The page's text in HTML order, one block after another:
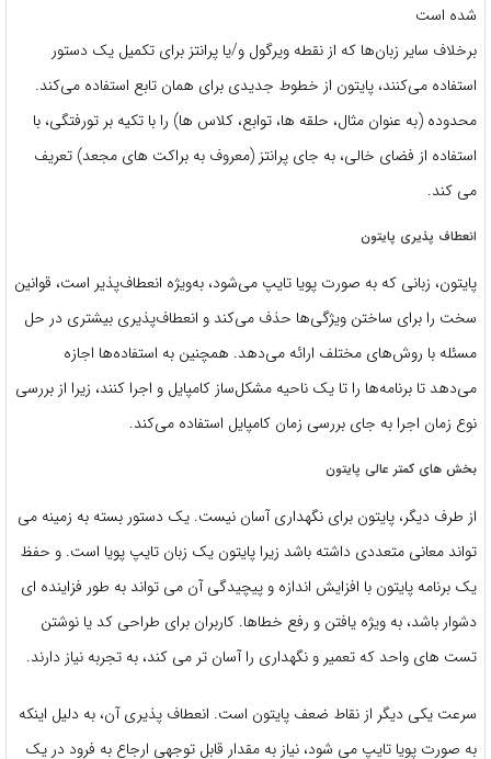
شده است
برخلاف سایر زبان‌ها که از نقطه ویرگول و/یا پرانتز برای تکمیل یک دستور
استفاده می‌کنند، پایتون از خطوط جدیدی برای همان تابع استفاده می‌کند.
محدوده (به عنوان مثال، حلقه ها، توابع، کلاس ها) را با تکیه بر تورفتگی، با
استفاده از فضای خالی، به جای پرانتز (معروف به براکت های مجعد) تعریف
می کند.
انعطاف پذیری پایتون
پایتون، زبانی که به صورت پویا تایپ می‌شود، به‌ویژه انعطاف‌پذیر است، قوانین
سخت را برای ساختن ویژگی‌ها حذف می‌کند و انعطاف‌پذیری بیشتری در حل
مسئله با روش‌های مختلف ارائه می‌دهد. همچنین به استفاده‌ها اجازه
می‌دهد تا برنامه‌ها را تا یک ناحیه مشکل‌ساز کامپایل و اجرا کنند، زیرا از بررسی
نوع زمان اجرا به جای بررسی زمان کامپایل استفاده می‌کند.
بخش های کمتر عالی پایتون
از طرف دیگر، پایتون برای نگهداری آسان نیست. یک دستور بسته به زمینه می
تواند معانی متعددی داشته باشد زیرا پایتون یک زبان تایپ پویا است. و حفظ
یک برنامه پایتون با افزایش اندازه و پیچیدگی آن می تواند به طور فزاینده ای
دشوار باشد، به ویژه یافتن و رفع خطاها. کاربران برای طراحی کد یا نوشتن
تست های واحد که تعمیر و نگهداری را آسان تر می کند، به تجربه نیاز دارند.
سرعت یکی دیگر از نقاط ضعف پایتون است. انعطاف پذیری آن، به دلیل اینکه
به صورت پویا تایپ می شود، نیاز به مقدار قابل توجهی ارجاع به فرود در یک